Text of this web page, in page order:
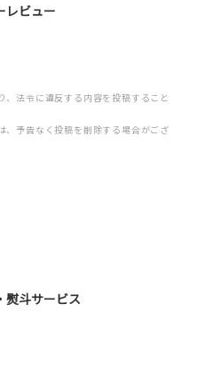
レビュー
法令に違反する内容を投稿すること
、予告なく投稿を削除する場合がござ
熨斗サービス